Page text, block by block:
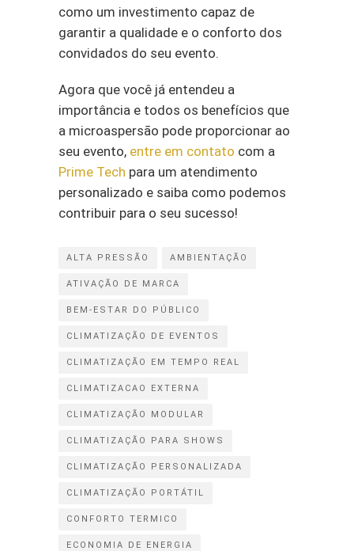
como um investimento capaz de
garantir a qualidade e o conforto dos
convidados do seu evento.
Agora que você já entendeu a
importância e todos os benefícios que
a microaspersão pode proporcionar ao
seu evento, entre em contato com a
Prime Tech para um atendimento
personalizado e saiba como podemos
contribuir para o seu sucesso!
ALTA PRESSÃO AMBIENTAÇÃO
ATIVAÇÃO DE MARCA
BEM-ESTAR DO PÚBLICO
CLIMATIZAÇÃO DE EVENTOS
CLIMATIZAÇÃO EM TEMPO REAL
CLIMATIZACAO EXTERNA
CLIMATIZAÇÃO MODULAR
CLIMATIZAÇÃO PARA SHOWS
CLIMATIZAÇÃO PERSONALIZADA
CLIMATIZAÇÃO PORTÁTIL
CONFORTO TERMICO
ECONOMIA DE ENERGIA